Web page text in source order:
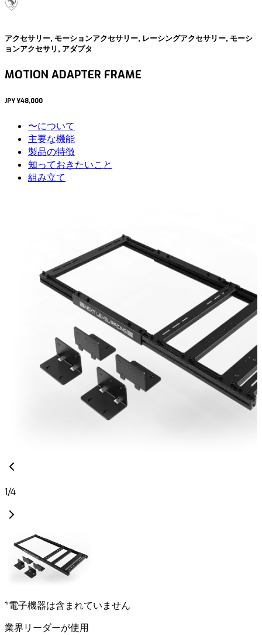
アクセサリー, モーションアクセサリー, レーシングアクセサリー, モーシ
ョンアクセサリ, アダプタ
MOTION ADAPTER FRAME
JPY ¥48,000
〜について
主要な機能
製品の特徴
知っておきたいこと
組み立て
1/4
*電子機器は含まれていません
業界リーダーが使用